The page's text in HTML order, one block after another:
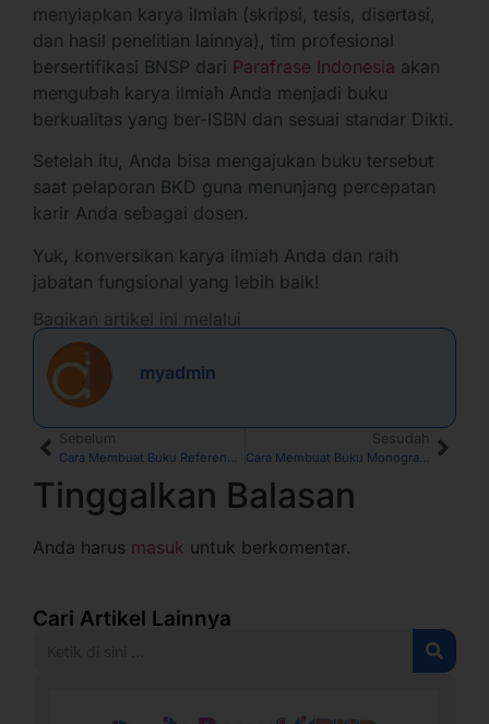
menyiapkan karya ilmiah (skripsi, tesis, disertasi,
dan hasil penelitian lainnya), tim profesional
bersertifikasi BNSP dari Parafrase Indonesia akan
mengubah karya ilmiah Anda menjadi buku
berkualitas yang ber-ISBN dan sesuai standar Dikti.
Setelah itu, Anda bisa mengajukan buku tersebut
saat pelaporan BKD guna menunjang percepatan
karir Anda sebagai dosen.
Yuk, konversikan karya ilmiah Anda dan raih
jabatan fungsional yang lebih baik!
Bagikan artikel ini melalui
myadmin
Sebelum
Cara Membuat Buku Referensi dari Hasil Penelitian
Sesudah
Cara Membuat Buku Monograf, Lengkap dengan Pembahasannya
Tinggalkan Balasan
Anda harus masuk untuk berkomentar.
Cari Artikel Lainnya